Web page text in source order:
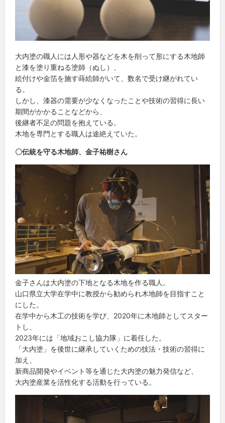
大内塗の職人には人形や器などを木を削って形にする木地師
と漆を塗り重ねる塗師（ぬし）、
絵付けや金箔を施す蒔絵師がいて、数名で受け継がれてい
る。
しかし、漆器の需要が少なくなったことや技術の習得に長い
期間がかかることなどから、
後継者不足の問題を抱えている。
木地を専門とする職人は途絶えていた。
〇伝統を守る木地師、金子祐樹さん
金子さんは大内塗の下地となる木地を作る職人。
山口県立大学在学中に教授から勧められ木地師を目指すこと
にした。
在学中から木工の技術を学び、2020年に木地師としてスター
トし、
2023年には「地域おこし協力隊」に着任した。
「大内塗」を後世に継承していくための技法・技術の習得に
加え、
新商品開発やイベント等を通じた大内塗の魅力発信など、
大内塗産業を活性化する活動を行っている。